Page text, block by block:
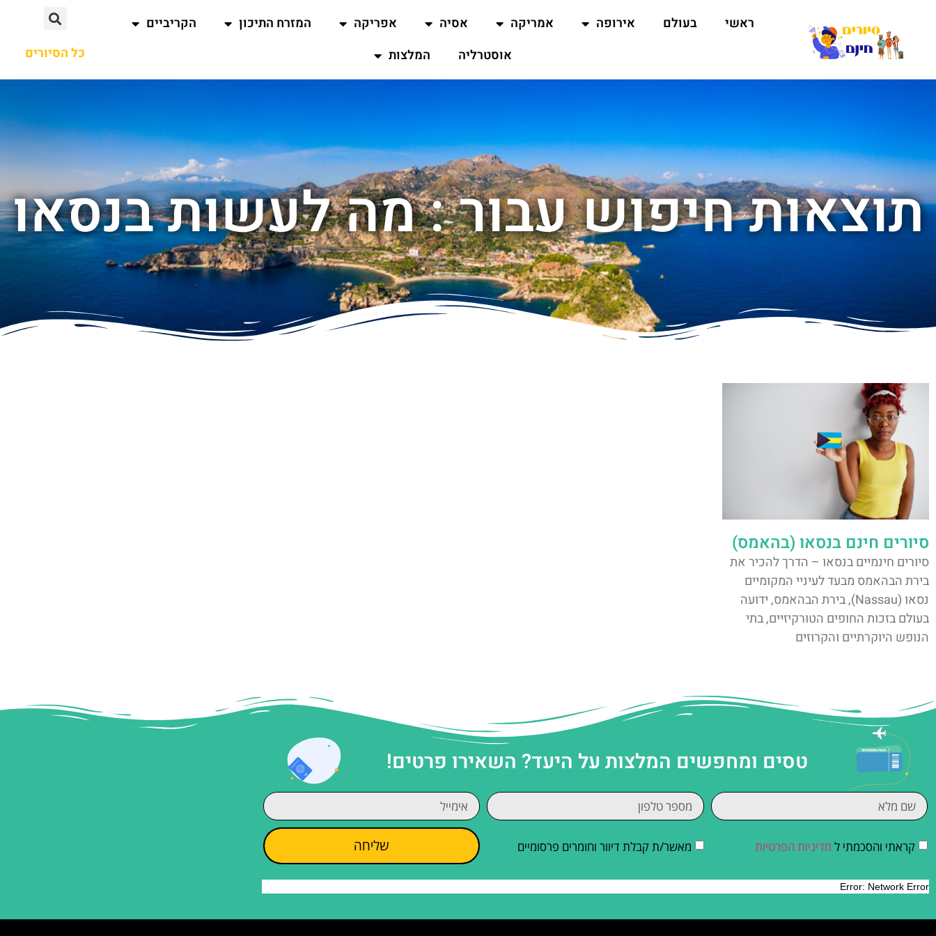
ראשי בעולם אירופה אמריקה אסיה אפריקה המזרח התיכון
הקריביים
אוסטרליה
המלצות כל הסיורים
תוצאות חיפוש עבור : מה לעשות בנסאו
סיורים חינם בנסאו (בהאמס)
סיורים חינמיים בנסאו – הדרך להכיר את
בירת הבהאמס מבעד לעיניי המקומיים
נסאו (Nassau), בירת הבהאמס, ידועה
בעולם בזכות החופים הטורקיזיים, בתי
הנופש היוקרתיים והקרוזים
טסים ומחפשים המלצות על היעד? השאירו פרטים!
קראתי והסכמתי ל מדיניות הפרטיות מאשר/ת קבלת דיוור וחומרים פרסומיים שליחה